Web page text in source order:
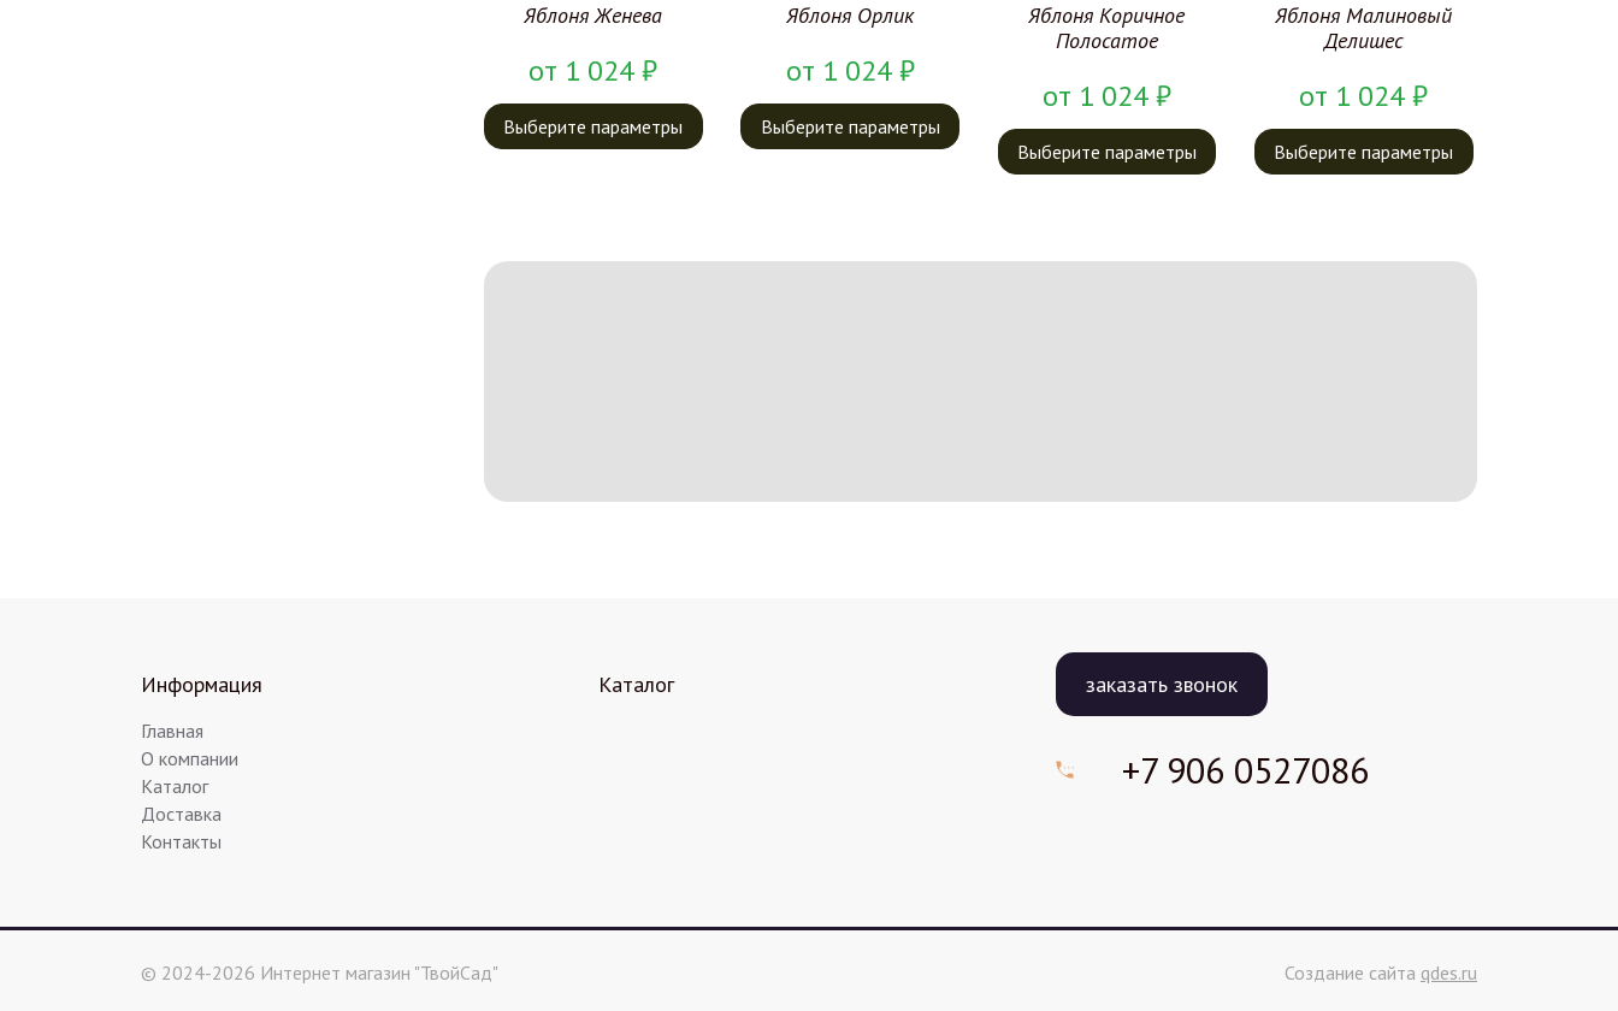
Яблоня Женева
от 1 024₽
Выберите параметры
Яблоня Орлик
от 1 024₽
Выберите параметры
Яблоня Коричное
Полосатое
от 1 024₽
Выберите параметры
Яблоня Малиновый
Делишес
от 1 024₽
Выберите параметры
Информация
Главная
О компании
Каталог
Доставка
Контакты
Каталог заказать звонок
+7 906 0527086
© 2024-2026 Интернет магазин "ТвойСад" Создание сайта qdes.ru